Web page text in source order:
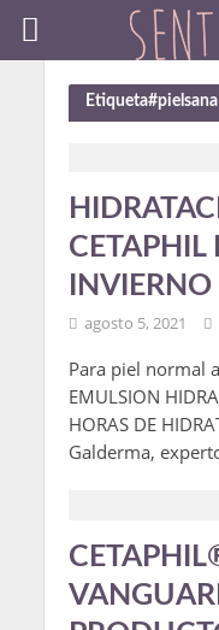
Etiqueta#pielsana
CETAPHIL
INVIERNO
agosto 5, 2021
Para piel normal
EMULSION
HORAS DE
Galderma,